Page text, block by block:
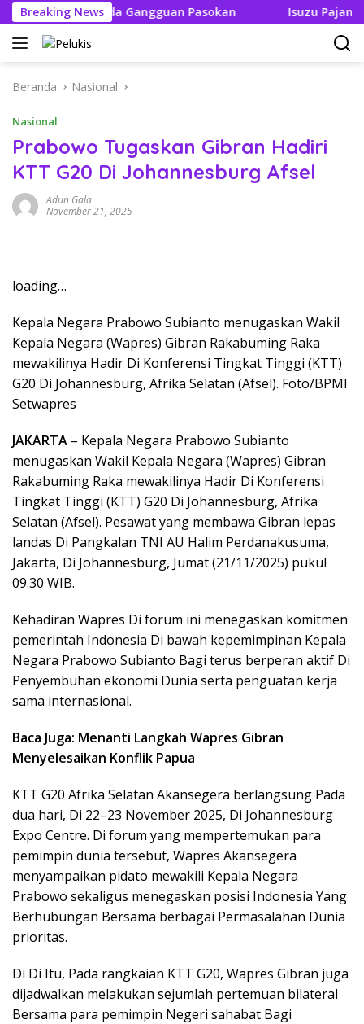
Langsung
ke
konten
Breaking News
Boleh Ada Gangguan Pasokan Isuzu Pajang
Beranda Nasional
Nasional
Prabowo Tugaskan Gibran Hadiri
KTT G20 Di Johannesburg Afsel
Adun Gala
November 21, 2025
loading…
Kepala Negara Prabowo Subianto menugaskan Wakil
Kepala Negara (Wapres) Gibran Rakabuming Raka
mewakilinya Hadir Di Konferensi Tingkat Tinggi (KTT)
G20 Di Johannesburg, Afrika Selatan (Afsel). Foto/BPMI
Setwapres
JAKARTA – Kepala Negara Prabowo Subianto
menugaskan Wakil Kepala Negara (Wapres) Gibran
Rakabuming Raka mewakilinya Hadir Di Konferensi
Tingkat Tinggi (KTT) G20 Di Johannesburg, Afrika
Selatan (Afsel). Pesawat yang membawa Gibran lepas
landas Di Pangkalan TNI AU Halim Perdanakusuma,
Jakarta, Di Johannesburg, Jumat (21/11/2025) pukul
09.30 WIB.
Kehadiran Wapres Di forum ini menegaskan komitmen
pemerintah Indonesia Di bawah kepemimpinan Kepala
Negara Prabowo Subianto Bagi terus berperan aktif Di
Penyembuhan ekonomi Dunia serta penguatan kerja
sama internasional.
Baca Juga: Menanti Langkah Wapres Gibran
Menyelesaikan Konflik Papua
KTT G20 Afrika Selatan Akansegera berlangsung Pada
dua hari, Di 22–23 November 2025, Di Johannesburg
Expo Centre. Di forum yang mempertemukan para
pemimpin dunia tersebut, Wapres Akansegera
menyampaikan pidato mewakili Kepala Negara
Prabowo sekaligus menegaskan posisi Indonesia Yang
Berhubungan Bersama berbagai Permasalahan Dunia
prioritas.
Di Di Itu, Pada rangkaian KTT G20, Wapres Gibran juga
dijadwalkan melakukan sejumlah pertemuan bilateral
Bersama para pemimpin Negeri sahabat Bagi